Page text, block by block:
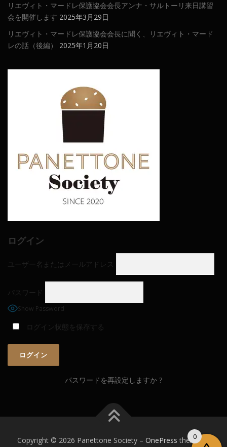
リエヴィト・マードレ保護協会会長アンナ・サルトーリ来日講習
会を開催します 2025年3月29日
リエヴィト・マードレ保護協会会長に聞く、リエヴィト・マード
レの話（後編）
2025年1月20日
ログイン
ユーザー名またはメールアドレス
パスワード
Show Password
ログイン状態を保存する
パスワードを再設定しますか ?
Copyright © 2026 Panettone Society – OnePress theme by
0